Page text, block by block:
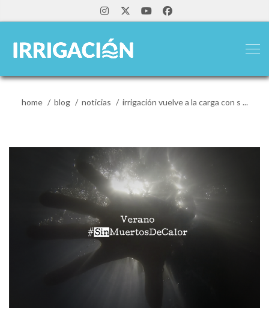
home blog noticias irrigación vuelve a la carga con s ...